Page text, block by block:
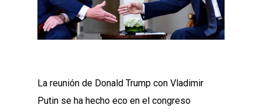
La reunión de Donald Trump con Vladimir
Putin se ha hecho eco en el congreso